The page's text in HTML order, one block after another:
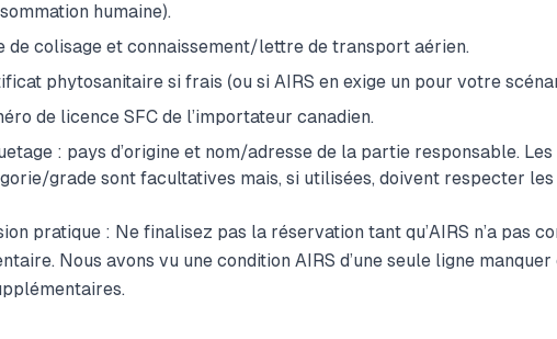
humaine).
de colisage et connaissement/lettre de transport aérien.
phytosanitaire si frais (ou si AIRS en exige un pour votre
de licence SFC de l’importateur canadien.
: pays d’origine et nom/adresse de la partie responsable.
grade sont facultatives mais, si utilisées, doivent respecter les
pratique : Ne finalisez pas la réservation tant qu’AIRS n’a pas
Nous avons vu une condition AIRS d’une seule ligne